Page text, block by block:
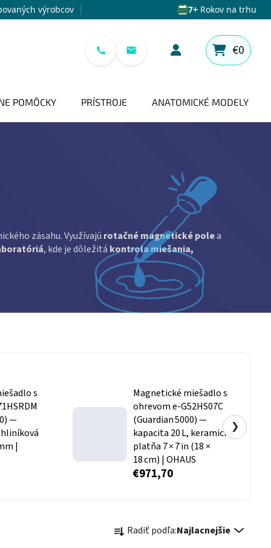
výrobcov 7+Rokov na trhu
NÁKUPNÝ
€0
POMÔCKY PRÍSTROJE ANATOMICKÉ MODELY
zásahu. Využívajú rotačné magnetické polea
, kde je dôležitá kontrola miešania,
s
—
|
Magnetické miešadlo s
ohrevom e‑G52HS07C
(Guardian 5000) —
kapacita 20 L, keramická
platňa 7 × 7 in (18 ×
18 cm) | OHAUS
€971,70
❯
Radiť podľa:Najlacnejšie